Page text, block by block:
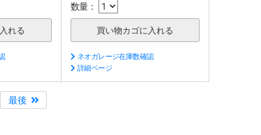
数量：
ネオガレージ在庫数確認
詳細ページ
最後